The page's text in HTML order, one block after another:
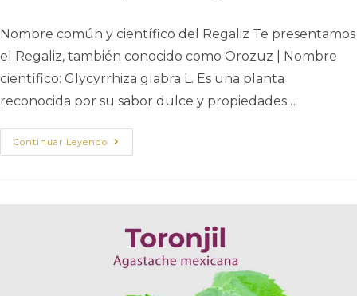
Nombre común y científico del Regaliz Te presentamos
el Regaliz, también conocido como Orozuz | Nombre
científico: Glycyrrhiza glabra L. Es una planta
reconocida por su sabor dulce y propiedades…
Continuar Leyendo